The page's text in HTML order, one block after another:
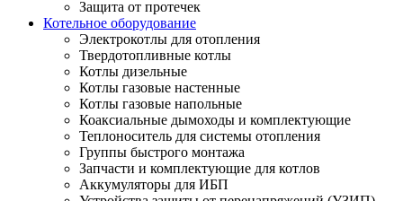
Защита от протечек
Котельное оборудование
Электрокотлы для отопления
Твердотопливные котлы
Котлы дизельные
Котлы газовые настенные
Котлы газовые напольные
Коаксиальные дымоходы и комплектующие
Теплоноситель для системы отопления
Группы быстрого монтажа
Запчасти и комплектующие для котлов
Аккумуляторы для ИБП